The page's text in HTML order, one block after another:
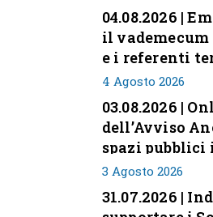
04.08.2026 |
il
e i referenti
4 Agosto 2026
03.08.2026 |
dell’Avviso
spazi
35
3 Agosto 2026
31.07.2026 |